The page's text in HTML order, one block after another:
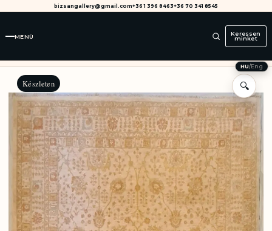
bizsangallery@gmail.com+36 1 396 8463+36 70 341 8545
MENÜ Keressen
minket
HU/Eng
Készleten 🔍